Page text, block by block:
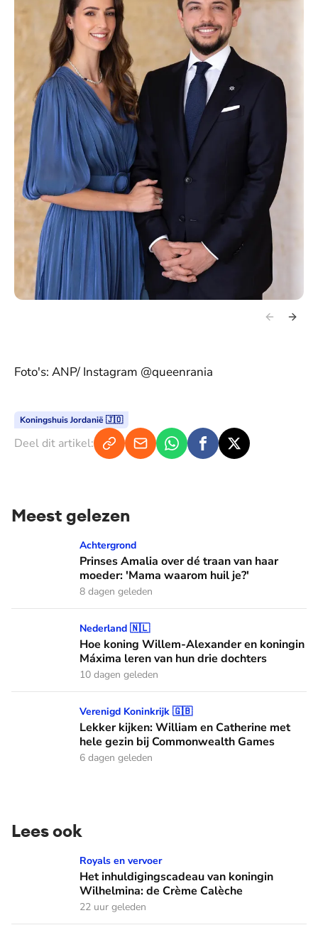
Foto's: ANP/ Instagram @queenrania
Koningshuis Jordanië 🇯🇴
Deel dit artikel:
Meest gelezen
Prinses Amalia over dé traan van haar moeder: 'Mama
Achtergrond
Prinses Amalia over dé traan van haar
moeder: 'Mama waarom huil je?'
8 dagen geleden
Hoe koning Willem-Alexander en koningin Máxima leren
Nederland 🇳🇱
Hoe koning Willem-Alexander en koningin
Máxima leren van hun drie dochters
10 dagen geleden
Lekker kijken: William en Catherine met hele gezin bij
Verenigd Koninkrijk 🇬🇧
Lekker kijken: William en Catherine met
hele gezin bij Commonwealth Games
6 dagen geleden
Lees ook
Het inhuldigingscadeau van koningin Wilhelmina: de
Royals en vervoer
Het inhuldigingscadeau van koningin
Wilhelmina: de Crème Calèche
22 uur geleden